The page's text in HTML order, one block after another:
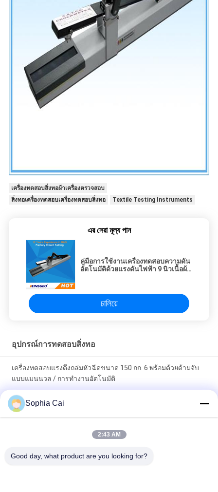
เครื่องทดสอบสิ่งทอผ้าเครื่องตรวจสอบ
สิ่งทอเครื่องทดสอบเครื่องทดสอบสิ่งทอ
Textile Testing Instruments
এর সেরা মূল্য পান
คู่มือการใช้งานเครื่องทดสอบความดัน
อัตโนมัติด้วยแรงดันไฟฟ้า 9 นิวเนื้อผ้า
চালিয়ে
อุปกรณ์การทดสอบสิ่งทอ
เครื่องทดสอบแรงดึงถล่มหัวฉีดขนาด 150 กก. 6 พร้อมด้วยด้ามจับ
แบบแมนนวล / การทำงานอัตโนมัติ
1 - 4000 Pa AC220V 50Hz 2kW อุปกรณ์ทดสอบสิ่งทอเพื่อทดสอบ
แรงดึง
เครื่องซักผ้า AC 220V 50Hz 400W แบบพกพา / อุปกรณ์ทดสอบสิ่ง
Sophia Cai
2:43 AM
Good day, what product are you looking for?